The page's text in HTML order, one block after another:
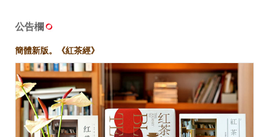
公告欄
簡體新版。《紅茶經》